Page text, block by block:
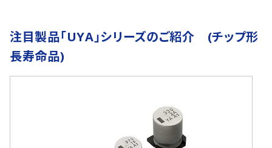
注目製品「UYA」シリーズのご紹介 (チップ形
長寿命品)